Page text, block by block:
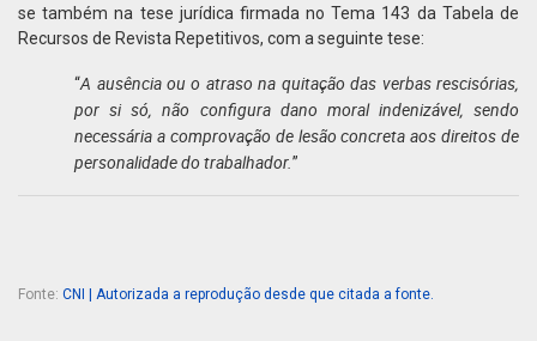
se também na tese jurídica firmada no Tema 143 da Tabela de
Recursos de Revista Repetitivos, com a seguinte tese:
“A ausência ou o atraso na quitação das verbas rescisórias,
por si só, não configura dano moral indenizável, sendo
necessária a comprovação de lesão concreta aos direitos de
personalidade do trabalhador.”
Fonte: CNI | Autorizada a reprodução desde que citada a fonte.